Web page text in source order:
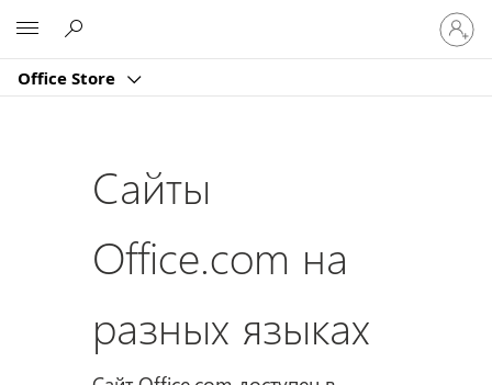
Office Store
в
Сайты
Office.com на
разных языках